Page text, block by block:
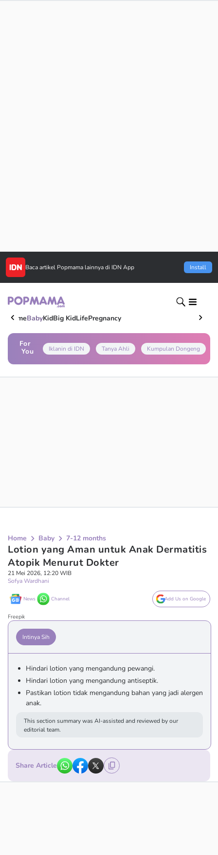
Baca artikel Popmama lainnya di IDN App Install
HomeBabyKidBig KidLifePregnancy
For
You
Iklanin di IDN Tanya Ahli Kumpulan Dongeng
Home Baby 7-12 months
Lotion yang Aman untuk Anak Dermatitis
Atopik Menurut Dokter
21 Mei 2026, 12:20 WIB
Sofya Wardhani
News Channel Add Us on Google
Freepik
Intinya Sih
Hindari lotion yang mengandung pewangi.
Hindari lotion yang mengandung antiseptik.
Pastikan lotion tidak mengandung bahan yang jadi alergen
anak.
This section summary was AI-assisted and reviewed by our
editorial team.
Share Article